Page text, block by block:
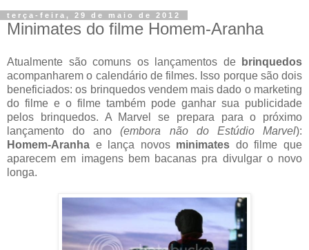
terça-feira, 29 de maio de 2012
Minimates do filme Homem-Aranha
Atualmente são comuns os lançamentos de
brinquedos
acompanharem o calendário de filmes. Isso porque são dois
beneficiados: os brinquedos vendem mais dado o marketing
do filme e o filme também pode ganhar sua publicidade
pelos brinquedos. A Marvel se prepara para o próximo
lançamento do ano(embora não do Estúdio Marvel):
Homem-Aranha e lança novos minimates do filme que
aparecem em imagens bem bacanas pra divulgar o novo
longa.